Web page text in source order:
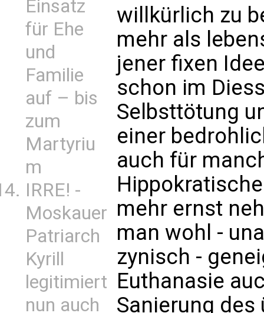
Einsatz
für Ehe
und
Familie
auf – bis
zum
Martyriu
m
IRRE! -
Moskauer
Patriarch
Kyrill
legitimiert
nun auch
willkürlich zu
mehr als
jener fixen
schon im
Selbsttötung
einer
auch für
mehr ernst
man wohl -
zynisch -
Euthanasie
Sanierung